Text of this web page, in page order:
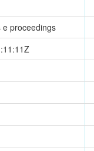
e proceedings